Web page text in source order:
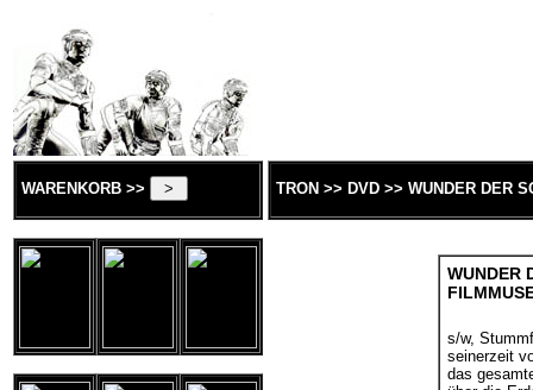
WARENKORB >> TRON >> DVD >> WUNDER DER
WUNDER
s/w,
seinerzeit
das